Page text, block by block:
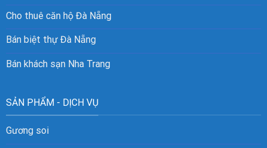
Cho thuê căn hộ Đà Nẵng
Bán biệt thự Đà Nẵng
Bán khách sạn Nha Trang
SẢN PHẨM - DỊCH VỤ
Gương soi